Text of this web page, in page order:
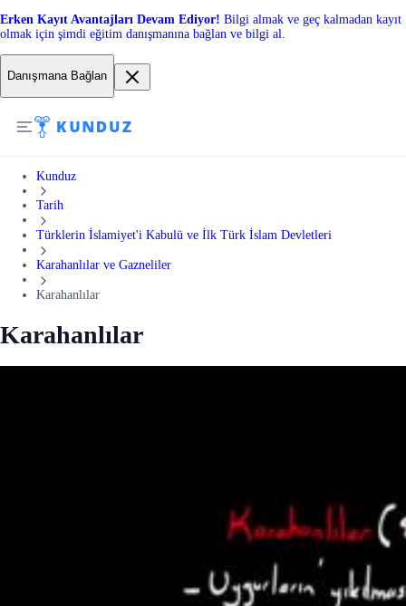
Erken Kayıt Avantajları Devam Ediyor! Bilgi almak ve geç kalmadan kayıt
olmak için şimdi eğitim danışmanına bağlan ve bilgi al.
Danışmana Bağlan
Kunduz
Tarih
Türklerin İslamiyet'i Kabulü ve İlk Türk İslam Devletleri
Karahanlılar ve Gazneliler
Karahanlılar
Karahanlılar